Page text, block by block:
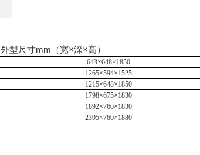
外型尺寸mm（宽×深×高）
643×648×1850
1265×594×1525
1215×648×1850
1798×675×1830
1892×760×1830
2395×760×1880